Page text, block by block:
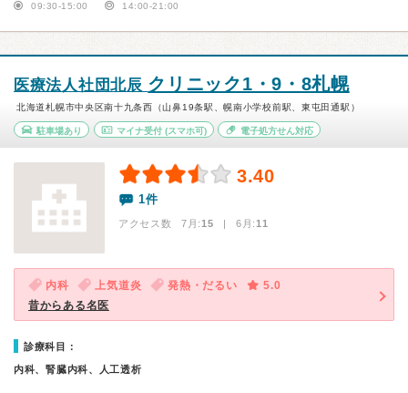
09:30-15:00 14:00-21:00
医療法人社団北辰 クリニック1・9・8札幌
北海道札幌市中央区南十九条西（山鼻19条駅、幌南小学校前駅、東屯田通駅）
駐車場あり マイナ受付(スマホ可) 電子処方せん対応
3.40
1件
アクセス数 7月:15 | 6月:11
内科 上気道炎 発熱・だるい
5.0
昔からある名医
診療科目：
内科、腎臓内科、人工透析